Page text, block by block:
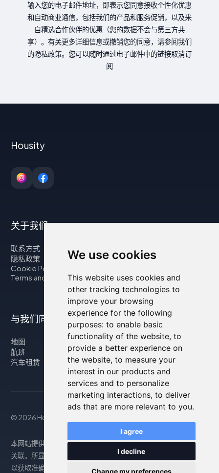
We use cookies
This website uses cookies and
other tracking technologies to
improve your browsing
experience for the following
purposes: to enable basic
functionality of the website, to
provide a better experience on
the website, to measure your
interest in our products and
services and to personalize
marketing interactions, to deliver
ads that are more relevant to you.
I agree
I decline
Change my preferences
输入您的电子邮件地址，即表示您同意接收个性化优惠
和自动商业通信，包括我们的产品和服务促销，以及来
自精选合作伙伴的优惠（您的数据不会与第三方共
享）。有关更多详细信息或撤销您的同意，请参阅我们
的隐私政策。您可以随时通过电子邮件中的链接取消订
阅
Housity
关于我们
联系方式
隐私政策
Cookie Policy
Terms and Conditions
与我们同行
地图
航班
汽车租赁
© 2026 Housity.net
本网站提供的信息仅供参考，与网站上显示的住宿信息没有任何
关联。所显示的信息可能不准确或已过时，因此请查阅官方网站
以获取准确信息。预订通过我们的合作伙伴处理。更多信息请参